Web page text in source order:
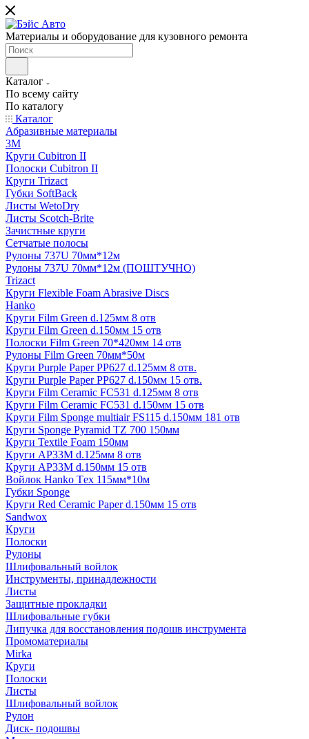
Материалы и оборудование для кузовного ремонта
Каталог
По всему сайту
По каталогу
Каталог
Абразивные материалы
3M
Круги Cubitron II
Полоски Cubitron II
Круги Trizact
Губки SoftBack
Листы WetoDry
Листы Scotch-Brite
Зачистные круги
Сетчатые полосы
Рулоны 737U 70мм*12м
Рулоны 737U 70мм*12м (ПОШТУЧНО)
Trizact
Круги Flexible Foam Abrasive Discs
Hanko
Круги Film Green d.125мм 8 отв
Круги Film Green d.150мм 15 отв
Полоски Film Green 70*420мм 14 отв
Рулоны Film Green 70мм*50м
Круги Purple Paper PP627 d.125мм 8 отв.
Круги Purple Paper PP627 d.150мм 15 отв.
Круги Film Ceramic FC531 d.125мм 8 отв
Круги Film Ceramic FC531 d.150мм 15 отв
Круги Film Sponge multiair FS115 d.150мм 181 отв
Круги Sponge Pyramid TZ 700 150мм
Круги Textile Foam 150мм
Круги AP33M d.125мм 8 отв
Круги AP33M d.150мм 15 отв
Войлок Hanko Tех 115мм*10м
Губки Sponge
Круги Red Ceramic Paper d.150мм 15 отв
Sandwox
Круги
Полоски
Рулоны
Шлифовальный войлок
Инструменты, принадлежности
Листы
Защитные прокладки
Шлифовальные губки
Липучка для восстановления подошв инструмента
Промоматериалы
Mirka
Круги
Полоски
Листы
Шлифовальный войлок
Рулон
Диск- подошвы